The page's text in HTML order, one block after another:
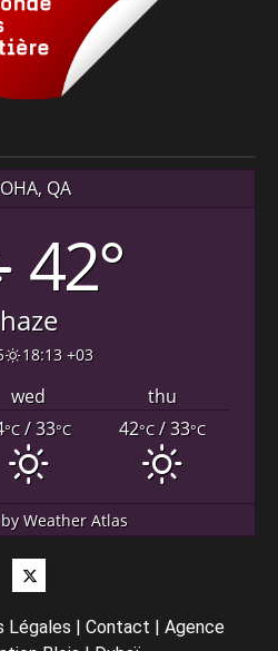
QA
42°
haze
18:13 +03
wed
thu
°C/ 33°C 42°C/ 33°C
Weather Atlas
Twitter
Légales Contact
Agence